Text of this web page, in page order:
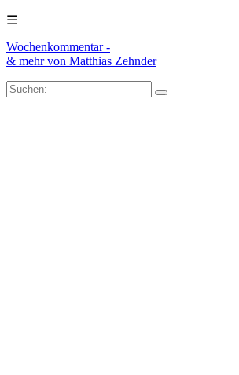
☰
Wochenkommentar -
& mehrvon Matthias Zehnder